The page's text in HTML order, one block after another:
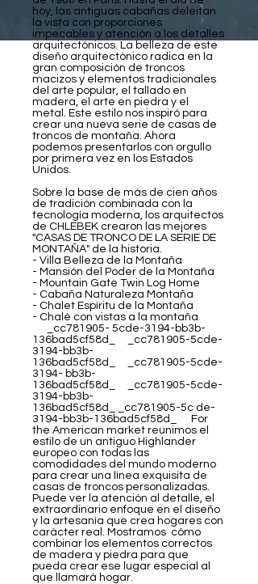
hoy, las antiguas cabañas deleitan
la vista con proporciones
impecables y atención a los detalles
arquitectónicos. La belleza de este
diseño arquitectónico radica en la
gran composición de troncos
macizos y elementos tradicionales
del arte popular, el tallado en
madera, el arte en piedra y el
metal. Este estilo nos inspiró para
crear una nueva serie de casas de
troncos de montaña. Ahora
podemos presentarlos con orgullo
por primera vez en los Estados
Unidos.
Sobre la base de más de cien años
de tradición combinada con la
tecnología moderna, los arquitectos
de CHLEBEK crearon las mejores
"CASAS DE TRONCO DE LA SERIE DE
MONTAÑA" de la historia.
- Villa Belleza de la Montaña
- Mansión del Poder de la Montaña
- Mountain Gate Twin Log Home
- Cabaña Naturaleza Montaña
- Chalet Espíritu de la Montaña
- Chalé con vistas a la montaña
_cc781905- 5cde-3194-bb3b-
136bad5cf58d_ _cc781905-5cde-
3194-bb3b-
136bad5cf58d_ _cc781905-5cde-
3194- bb3b-
136bad5cf58d_ _cc781905-5cde-
3194-bb3b-
136bad5cf58d_ _cc781905-5c de-
3194-bb3b-136bad5cf58d_ For
the American market reunimos el
estilo de un antiguo Highlander
europeo con todas las
comodidades del mundo moderno
para crear una línea exquisita de
casas de troncos personalizadas.
Puede ver la atención al detalle, el
extraordinario enfoque en el diseño
y la artesanía que crea hogares con
carácter real. Mostramos cómo
combinar los elementos correctos
de madera y piedra para que
pueda crear ese lugar especial al
que llamará hogar.